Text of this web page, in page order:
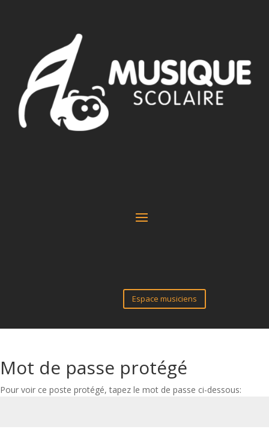
Espace musiciens
Mot de passe protégé
Pour voir ce poste protégé, tapez le mot de passe ci-dessous: